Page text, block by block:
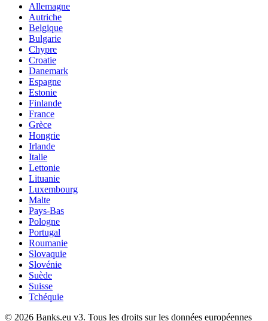
Allemagne
Autriche
Belgique
Bulgarie
Chypre
Croatie
Danemark
Espagne
Estonie
Finlande
France
Grèce
Hongrie
Irlande
Italie
Lettonie
Lituanie
Luxembourg
Malte
Pays-Bas
Pologne
Portugal
Roumanie
Slovaquie
Slovénie
Suède
Suisse
Tchéquie
© 2026 Banks.eu v3. Tous les droits sur les données européennes